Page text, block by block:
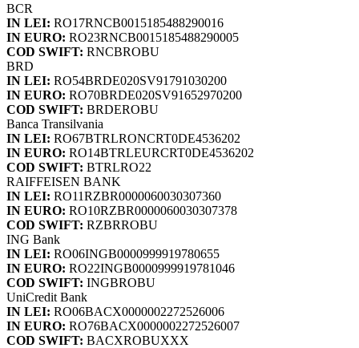
BCR
IN LEI: RO17RNCB0015185488290016
IN EURO: RO23RNCB0015185488290005
COD SWIFT: RNCBROBU
BRD
IN LEI: RO54BRDE020SV91791030200
IN EURO: RO70BRDE020SV91652970200
COD SWIFT: BRDEROBU
Banca Transilvania
IN LEI: RO67BTRLRONCRT0DE4536202
IN EURO: RO14BTRLEURCRT0DE4536202
COD SWIFT: BTRLRO22
RAIFFEISEN BANK
IN LEI: RO11RZBR0000060030307360
IN EURO: RO10RZBR0000060030307378
COD SWIFT: RZBRROBU
ING Bank
IN LEI: RO06INGB0000999919780655
IN EURO: RO22INGB0000999919781046
COD SWIFT: INGBROBU
UniCredit Bank
IN LEI: RO06BACX0000002272526006
IN EURO: RO76BACX0000002272526007
COD SWIFT: BACXROBUXXX